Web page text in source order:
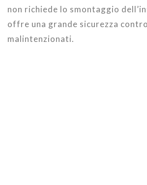
non richiede lo smontaggio
offre una grande sicurezza
malintenzionati.